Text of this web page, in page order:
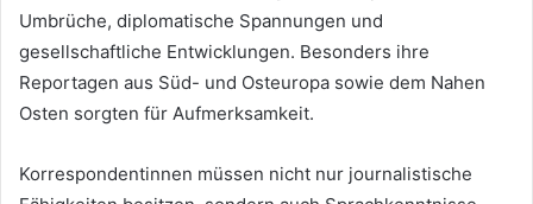
Umbrüche, diplomatische Spannungen und
gesellschaftliche Entwicklungen. Besonders ihre
Reportagen aus Süd- und Osteuropa sowie dem Nahen
Osten sorgten für Aufmerksamkeit.
Korrespondentinnen müssen nicht nur journalistische